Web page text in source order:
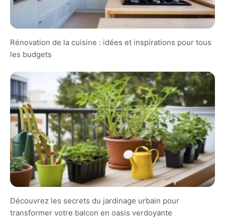
Rénovation de la cuisine : idées et inspirations pour tous
les budgets
Découvrez les secrets du jardinage urbain pour
transformer votre balcon en oasis verdoyante